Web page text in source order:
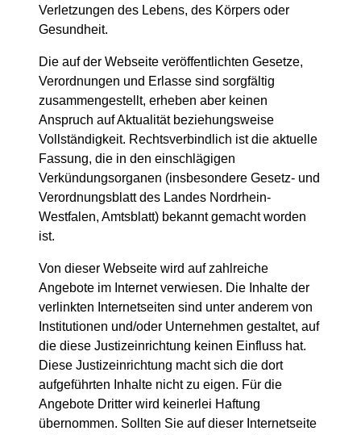
Verletzungen des Lebens, des Körpers oder
Gesundheit.
Die auf der Webseite veröffentlichten Gesetze,
Verordnungen und Erlasse sind sorgfältig
zusammengestellt, erheben aber keinen
Anspruch auf Aktualität beziehungsweise
Vollständigkeit. Rechtsverbindlich ist die aktuelle
Fassung, die in den einschlägigen
Verkündungsorganen (insbesondere Gesetz- und
Verordnungsblatt des Landes Nordrhein-
Westfalen, Amtsblatt) bekannt gemacht worden
ist.
Von dieser Webseite wird auf zahlreiche
Angebote im Internet verwiesen. Die Inhalte der
verlinkten Internetseiten sind unter anderem von
Institutionen und/oder Unternehmen gestaltet, auf
die diese Justizeinrichtung keinen Einfluss hat.
Diese Justizeinrichtung macht sich die dort
aufgeführten Inhalte nicht zu eigen. Für die
Angebote Dritter wird keinerlei Haftung
übernommen. Sollten Sie auf dieser Internetseite